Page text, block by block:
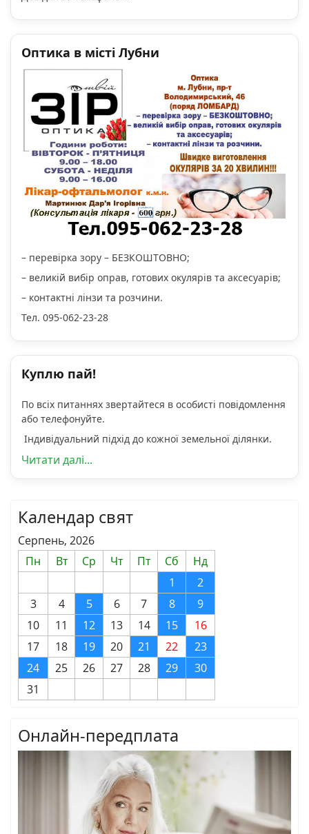
Оптика в місті Лубни
– перевірка зору – БЕЗКОШТОВНО;
– великій вибір оправ, готових окулярів та аксесуарів;
– контактні лінзи та розчини.
Тел. 095-062-23-28
Куплю пай!
По всіх питаннях звертайтеся в особисті повідомлення
або телефонуйте.
Індивідуальний підхід до кожної земельної ділянки.
Читати далі...
Календар свят
Серпень, 2026
Пн
Вт Ср Чт Пт Сб
Нд
1
2
3
4 5 6 7 8
9
10
11 12 13 14 15
16
17
18 19 20 21 22
23
24
25 26 27 28 29
30
31
Онлайн-передплата